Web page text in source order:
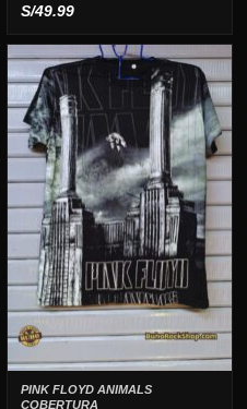
S/49.99
PINK FLOYD ANIMALS
COBERTURA